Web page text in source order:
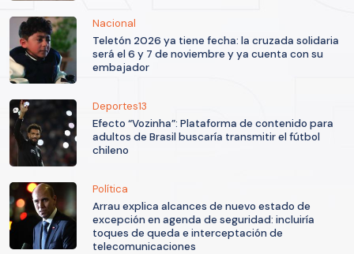
Nacional
Teletón 2026 ya tiene fecha: la cruzada solidaria
será el 6 y 7 de noviembre y ya cuenta con su
embajador
Deportes13
Efecto “Vozinha”: Plataforma de contenido para
adultos de Brasil buscaría transmitir el fútbol
chileno
Política
Arrau explica alcances de nuevo estado de
excepción en agenda de seguridad: incluiría
toques de queda e interceptación de
telecomunicaciones